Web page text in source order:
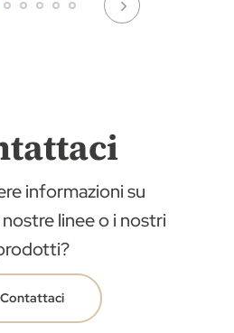
informazioni su
linee o i nostri
Contattaci